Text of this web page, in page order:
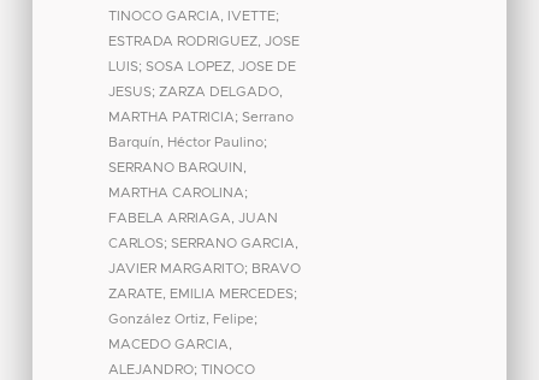
TINOCO GARCIA, IVETTE;
ESTRADA RODRIGUEZ, JOSE
LUIS; SOSA LOPEZ, JOSE DE
JESUS; ZARZA DELGADO,
MARTHA PATRICIA; Serrano
Barquín, Héctor Paulino;
SERRANO BARQUIN,
MARTHA CAROLINA;
FABELA ARRIAGA, JUAN
CARLOS; SERRANO GARCIA,
JAVIER MARGARITO; BRAVO
ZARATE, EMILIA MERCEDES;
González Ortiz, Felipe;
MACEDO GARCIA,
ALEJANDRO; TINOCO